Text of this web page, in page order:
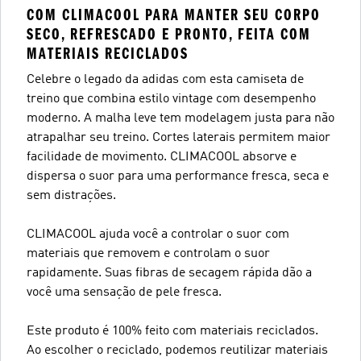
COM CLIMACOOL PARA MANTER SEU CORPO
SECO, REFRESCADO E PRONTO, FEITA COM
MATERIAIS RECICLADOS
Celebre o legado da adidas com esta camiseta de
treino que combina estilo vintage com desempenho
moderno. A malha leve tem modelagem justa para não
atrapalhar seu treino. Cortes laterais permitem maior
facilidade de movimento. CLIMACOOL absorve e
dispersa o suor para uma performance fresca, seca e
sem distrações.
CLIMACOOL ajuda você a controlar o suor com
materiais que removem e controlam o suor
rapidamente. Suas fibras de secagem rápida dão a
você uma sensação de pele fresca.
Este produto é 100% feito com materiais reciclados.
Ao escolher o reciclado, podemos reutilizar materiais